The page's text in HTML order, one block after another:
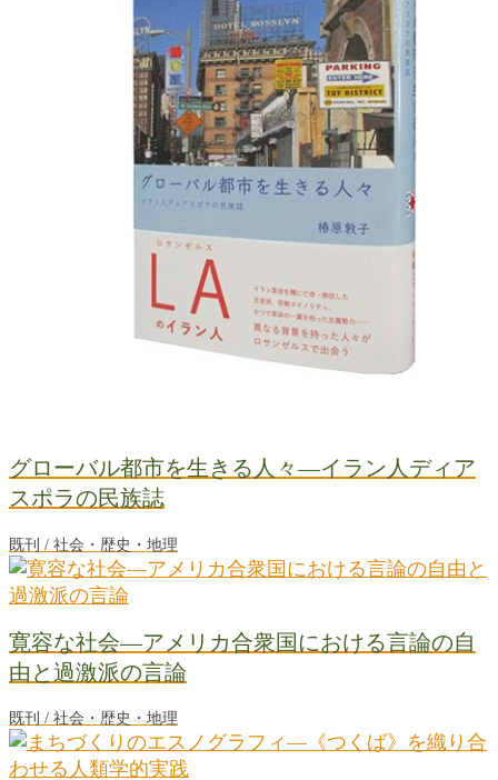
グローバル都市を生きる人々―イラン人ディア
スポラの民族誌
既刊 / 社会・歴史・地理
寛容な社会―アメリカ合衆国における言論の自
由と過激派の言論
既刊 / 社会・歴史・地理